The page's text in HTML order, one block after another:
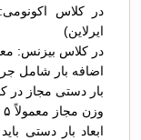
ایرلاین)
در کلاس بیزنس: معمولاً ۳۰ تا ۴۰
اضافه بار شامل
بار دستی مجاز در
وزن مجاز معمولاً ۵ تا ۷ کیلوگرم است
ابعاد بار دستی